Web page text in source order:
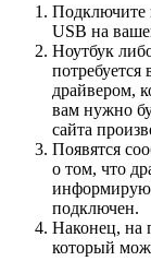
Подключите
USB на
Ноутбук
потребуется
драйвером,
вам нужно
сайта
Появятся
о том, что
подключен.
Наконец, на
который